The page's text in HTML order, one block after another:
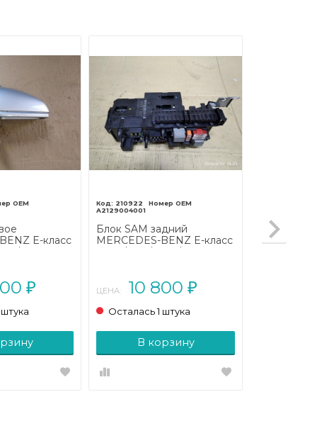
E-класс
A207
₽
210922
A2129004001
Блок SAM задний
MERCEDES-BENZ E-класс
W212/S212/C207/A207
ЦЕНА: 10 800 ₽
Осталась 1 штука
В корзину